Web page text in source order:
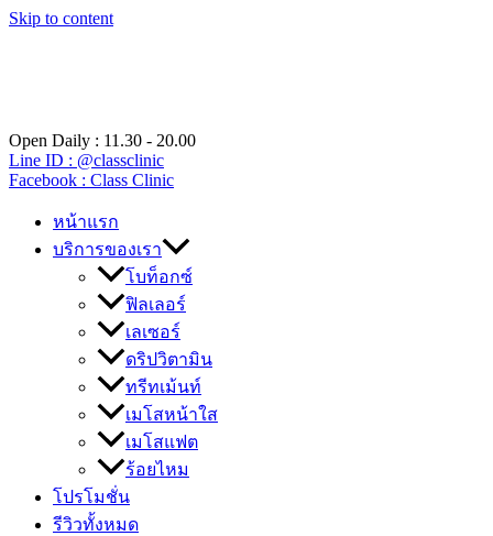
Skip to content
Open Daily : 11.30 - 20.00
Line ID : @classclinic​
Facebook : Class Clinic
หน้าแรก
บริการของเรา
โบท็อกซ์
ฟิลเลอร์
เลเซอร์
ดริปวิตามิน
ทรีทเม้นท์
เมโสหน้าใส
เมโสแฟต
ร้อยไหม
โปรโมชั่น
รีวิวทั้งหมด